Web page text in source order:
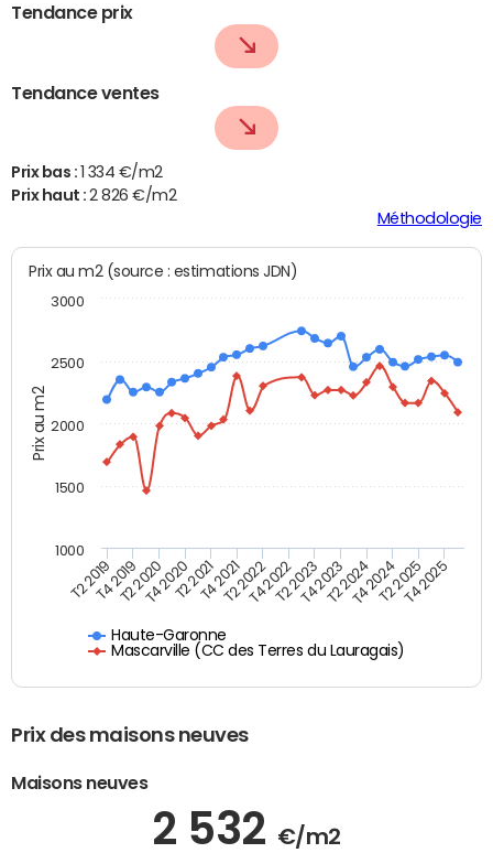
Tendance prix
Tendance ventes
Prix bas :
1 334 €/m2
Prix haut :2 826 €/m2
Méthodologie
Prix au m2
Prix au m2 (source : estimations JDN)
Haute-Garonne
Mascarville (CC des Terres du Lauragais)
T2 2019T4 2019T2 2020T4 2020T2 2021T4 2021T2 2022T4 2022T2 2023T4 2023T2 2024T4 2024T2 2025T4 2025
1000
1500
2000
2500
3000
Prix des maisons neuves
Maisons neuves
2 532 €/m2